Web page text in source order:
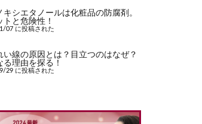
キシエタノールは化粧品の防腐剤。
トと危険性！
07 に投稿された
い線の原因とは？目立つのはなぜ？
る理由を探る！
29 に投稿された